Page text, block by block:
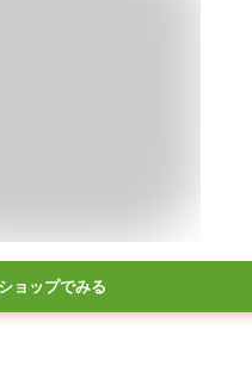
ショップでみる